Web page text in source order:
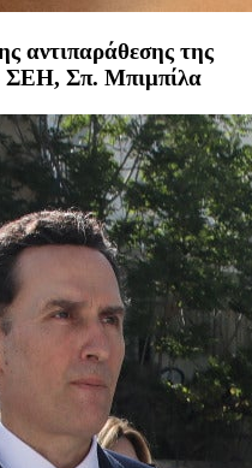
αντιπαράθεσης της
ΣΕΗ, Σπ. Μπιμπίλα